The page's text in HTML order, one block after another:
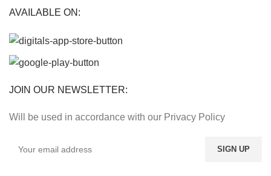
AVAILABLE ON:
JOIN OUR NEWSLETTER:
Will be used in accordance with our Privacy Policy